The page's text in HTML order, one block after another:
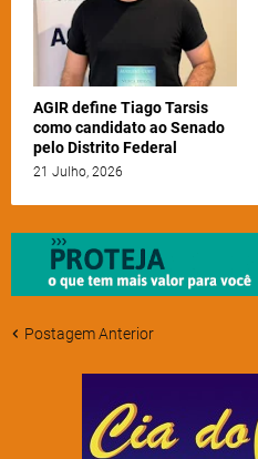
AGIR define Tiago Tarsis
como candidato ao Senado
pelo Distrito Federal
21 Julho, 2026
Postagem Anterior